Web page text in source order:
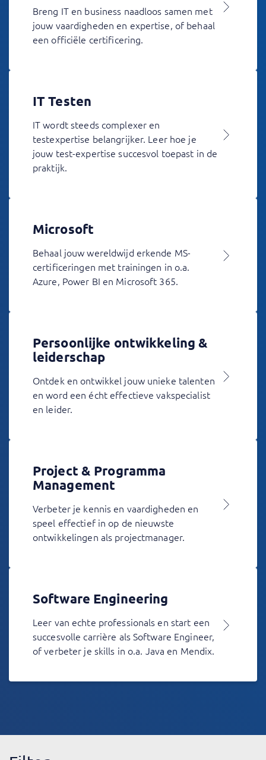
Breng IT en business naadloos samen met
jouw vaardigheden en expertise, of behaal
een officiële certificering.
IT Testen
IT wordt steeds complexer en
testexpertise belangrijker. Leer hoe je
jouw test-expertise succesvol toepast in de
praktijk.
Microsoft
Behaal jouw wereldwijd erkende MS-
certificeringen met trainingen in o.a.
Azure, Power BI en Microsoft 365.
Persoonlijke ontwikkeling &
leiderschap
Ontdek en ontwikkel jouw unieke talenten
en word een écht effectieve vakspecialist
en leider.
Project & Programma
Management
Verbeter je kennis en vaardigheden en
speel effectief in op de nieuwste
ontwikkelingen als projectmanager.
Software Engineering
Leer van echte professionals en start een
succesvolle carrière als Software Engineer,
of verbeter je skills in o.a. Java en Mendix.